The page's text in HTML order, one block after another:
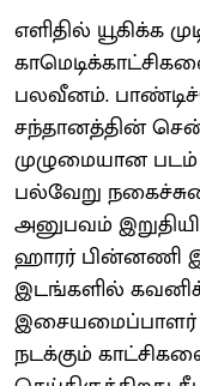
எளிதில் யூகிக்க
பலவீனம்.
சந்தானத்தின்
முழுமையான படம்
பல்வேறு
அனுபவம்
ஹாரர் பின்னணி
இடங்களில்
இசையமைப்பாளர்
நடக்கும்